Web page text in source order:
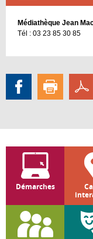
Médiathèque Jean
Tél : 03 23 85 30 85
Démarches